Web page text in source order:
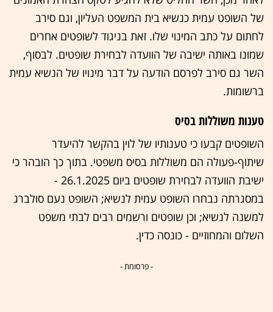
של השופט עמית כנשיא בית המשפט העליון, וגם סירב
לחתום על כתב המינוי שלו. זאת בניגוד לשופטים אחרים
שמונו באותה ישיבה של הוועדה לבחירת שופטים. לבסוף,
השר גם סירב לפרסם הודעה על דבר מינויו של הנשיא עמית
ברשומות.
טענות משוללות בסיס
השופטים קבעו כי טענותיו של לוין בהקשר להיעדר
שיתוף-פעולה הם משוללות בסיס משפטי. בתוך כך הובהר כי
ישיבת הוועדה לבחירת שופטים ביום 26.1.2025 -
במסגרתה נבחרו השופט עמית לנשיא; השופט נעם סולברג
למשנה לנשיא; וכן שופטים ורשמים רבים לבתי משפט
השלום והמחוזיים - כונסה כדין.
- פרסומת -